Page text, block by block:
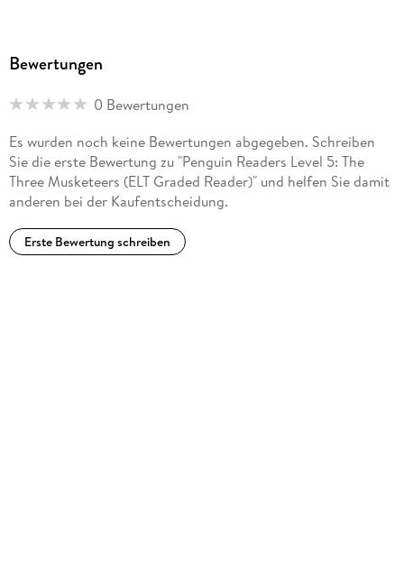
Bewertungen
0 Bewertungen
Es wurden noch keine Bewertungen abgegeben. Schreiben
Sie die erste Bewertung zu "Penguin Readers Level 5: The
Three Musketeers (ELT Graded Reader)" und helfen Sie damit
anderen bei der Kaufentscheidung.
Erste Bewertung schreiben